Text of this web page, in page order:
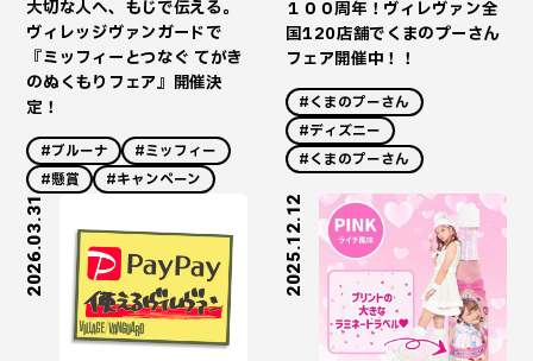
大切な人へ、もじで伝える。
ヴィレッジヴァンガードで
『ミッフィーとつなぐ てがき
のぬくもりフェア』開催決
定！
#ブルーナ
#ミッフィー
#懸賞
#キャンペーン
１００周年！ヴィレヴァン全
国120店舗でくまのプーさん
フェア開催中！！
#くまのプーさん
#ディズニー
#くまのプーさん
2026.03.31 2025.12.12